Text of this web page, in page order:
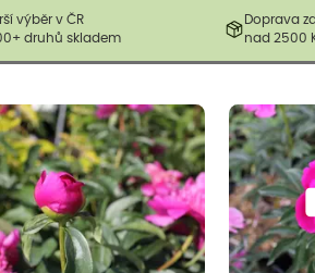
výběr v ČR
druhů skladem
Doprava
nad 2500
prodávané produkty. V závislosti
bez listů. Rostliny mohou být také sestřiženy